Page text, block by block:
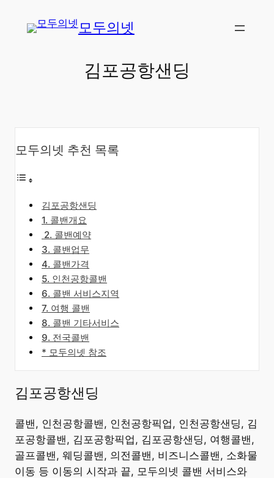
모두의넷
김포공항샌딩
모두의넷 추천 목록
김포공항샌딩
​1. 콜밴개요
​2. 콜밴예약
3. 콜밴업무
4. 콜밴가격
5. 인천공항콜밴
6. 콜밴 서비스지역
7. 여행 콜밴
8. 콜밴 기타서비스
9. 전국콜밴
* 모두의넷 참조
김포공항샌딩
콜밴, 인천공항콜밴, 인천공항픽업, 인천공항샌딩, 김
포공항콜밴, 김포공항픽업, 김포공항샌딩, 여행콜밴,
골프콜밴, 웨딩콜밴, 의전콜밴, 비즈니스콜밴, 소화물
이동 등 이동의 시작과 끝, 모두의넷 콜밴 서비스와